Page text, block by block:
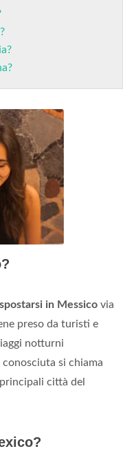
spostarsi in Messico via
preso da turisti e
notturni
si chiama
città del